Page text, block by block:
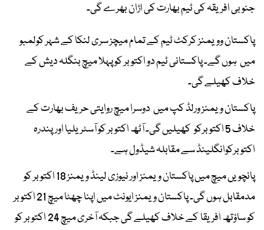
جنوبی افریقہ کی ٹیم بھارت کی اڑان بھرے گی۔
پاکستان وویمنز کرکٹ ٹیم کے تمام میچز سری لنکا کے شہر کولمبو
میں ہوں گے۔ پاکستانی ٹیم دو اکتوبر کو پہلا میچ بنگلہ دیش کے
خلاف کھیلے گی۔
پاکستان ویمنز ورلڈ کپ میں دوسرا میچ روایتی حریف بھارت کے
خلاف 5 اکتوبرکو کھیلیں گی۔ آٹھ اکتوبر کو آسٹریلیا اورپندرہ
اکتوبرکوانگلینڈ سے مقابلہ شیڈول ہے۔
پانچویں میچ میں پاکستان ویمنز اور نیوزی لینڈ ویمنز 18 اکتوبر کو
مدمقابل ہوں گی۔ پاکستان ویمنز ایونٹ میں اپنا چھٹا میچ 21 اکتوبر
کو ساؤتھ افریقا کے خلاف کھیلے گی جبکہ آخری میچ 24 اکتوبر کو